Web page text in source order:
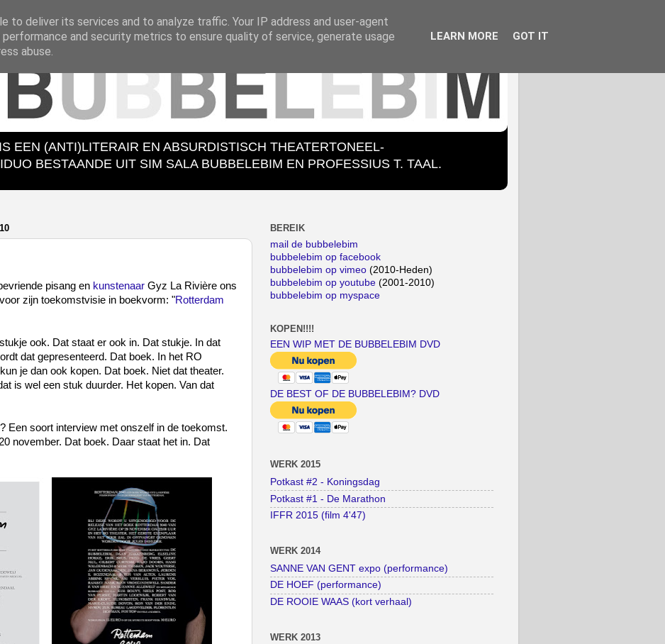
EEN (ANTI)LITERAIR EN ABSURDISTISCH THEATERTONEEL-
BESTAANDE UIT SIM SALA BUBBELEBIM EN PROFESSIUS T. TAAL.
pisang en kunstenaar Gyz La Rivière ons
zijn toekomstvisie in boekvorm: "Rotterdam
ook. Dat staat er ook in. Dat stukje. In dat
dat gepresenteerd. Dat boek. In het RO
je dan ook kopen. Dat boek. Niet dat theater.
is wel een stuk duurder. Het kopen. Van dat
Een soort interview met onszelf in de toekomst.
november. Dat boek. Daar staat het in. Dat
BEREIK
mail de bubbelebim
bubbelebim op facebook
bubbelebim op vimeo (2010-Heden)
bubbelebim op youtube (2001-2010)
bubbelebim op myspace
KOPEN!!!!
EEN WIP MET DE BUBBELEBIM DVD
DE BEST OF DE BUBBELEBIM? DVD
WERK 2015
Potkast #2 - Koningsdag
Potkast #1 - De Marathon
IFFR 2015 (film 4'47)
WERK 2014
SANNE VAN GENT expo (performance)
DE HOEF (performance)
DE ROOIE WAAS (kort verhaal)
WERK 2013
to deliver its services and to analyze traffic. Your IP address and user-agent
and security metrics to ensure quality of service, generate usage
abuse.
LEARN MORE GOT IT